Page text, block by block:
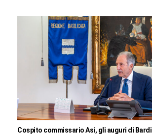
Cospito commissario Asi, gli auguri di Bardi